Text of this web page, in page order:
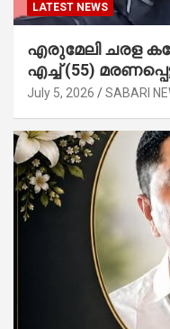
LATEST NEWS
എരുമേലി ചരള
എച്ച് (55)
July 5, 2026 SABARI